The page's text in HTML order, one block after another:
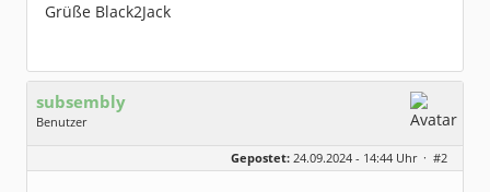
Grüße Black2Jack
subsembly
Benutzer
Homepage:
subsembly.com/
Gepostet: 24.09.2024 - 14:44 Uhr · #2